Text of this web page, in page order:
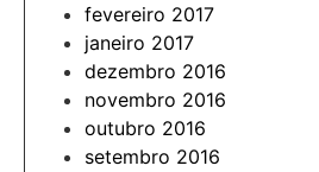
fevereiro 2017
janeiro 2017
dezembro 2016
novembro 2016
outubro 2016
setembro 2016